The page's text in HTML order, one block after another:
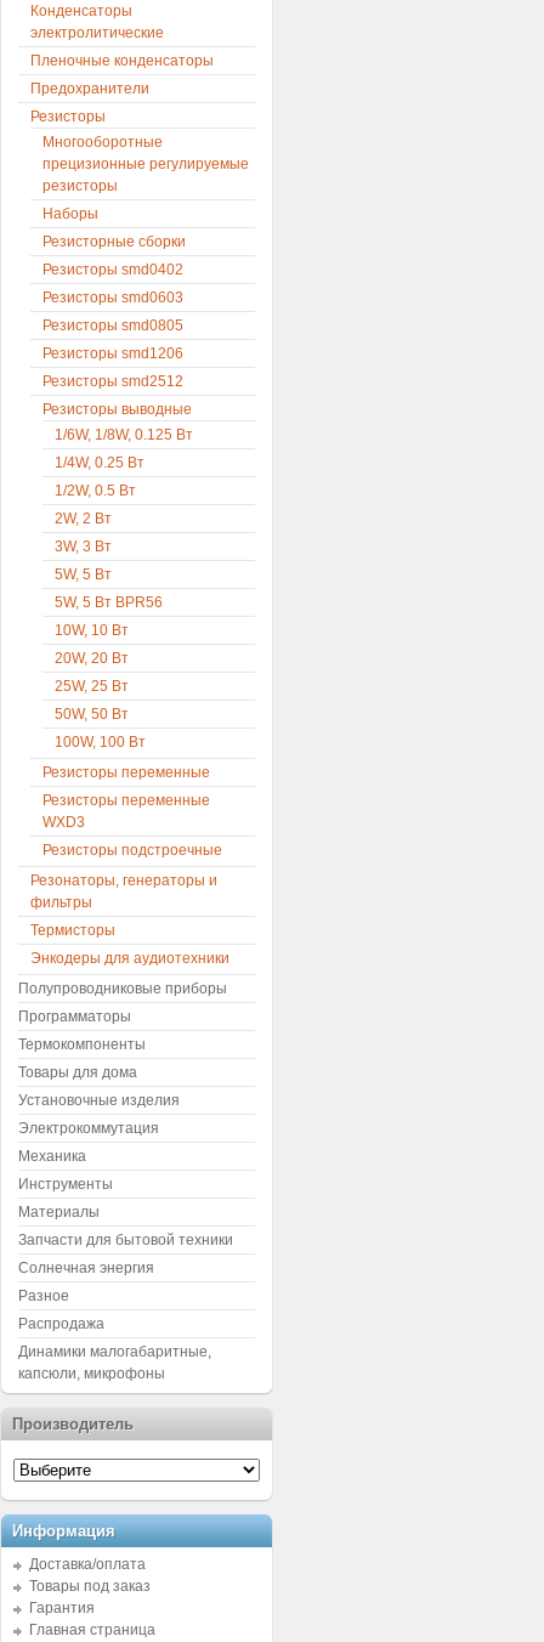
Конденсаторы
электролитические
Пленочные конденсаторы
Предохранители
Резисторы
Многооборотные
прецизионные регулируемые
резисторы
Наборы
Резисторные сборки
Резисторы smd0402
Резисторы smd0603
Резисторы smd0805
Резисторы smd1206
Резисторы smd2512
Резисторы выводные
1/6W, 1/8W, 0.125 Вт
1/4W, 0.25 Вт
1/2W, 0.5 Вт
2W, 2 Вт
3W, 3 Вт
5W, 5 Вт
5W, 5 Вт BPR56
10W, 10 Вт
20W, 20 Вт
25W, 25 Вт
50W, 50 Вт
100W, 100 Вт
Резисторы переменные
Резисторы переменные
WXD3
Резисторы подстроечные
Резонаторы, генераторы и
фильтры
Термисторы
Энкодеры для аудиотехники
Полупроводниковые приборы
Программаторы
Термокомпоненты
Товары для дома
Установочные изделия
Электрокоммутация
Механика
Инструменты
Материалы
Запчасти для бытовой техники
Солнечная энергия
Разное
Распродажа
Динамики малогабаритные,
капсюли, микрофоны
Производитель
Информация
Доставка/оплата
Товары под заказ
Гарантия
Главная страница